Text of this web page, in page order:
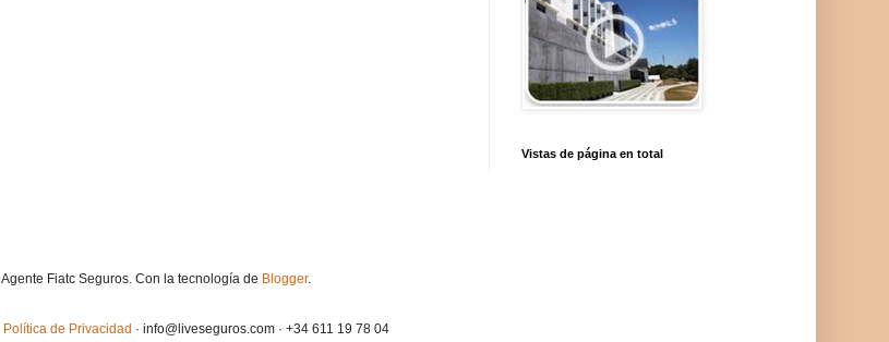
Vistas de página en total
Agente Fiatc Seguros. Con la tecnología de Blogger.
Política de Privacidad · info@liveseguros.com · +34 611 19 78 04